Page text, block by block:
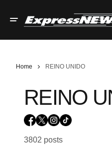
Home REINO UNIDO
REINO
3802 posts